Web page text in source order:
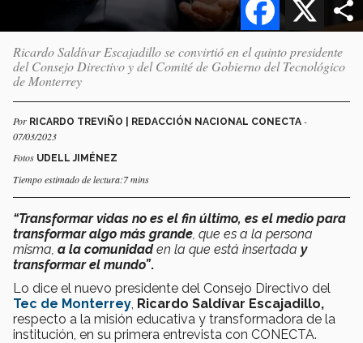
Ricardo Saldívar Escajadillo se convirtió en el quinto presidente
del Consejo Directivo y del Comité de Gobierno del Tecnológico
de Monterrey
Por RICARDO TREVIÑO | REDACCIÓN NACIONAL CONECTA -
07/03/2023
Fotos UDELL JIMÉNEZ
Tiempo estimado de lectura:7 mins
“Transformar vidas no es el fin último, es el medio para
transformar algo más grande , que es a la persona
misma, a la comunidaden la que está insertada y
transformar el mundo”.
Lo dice el nuevo presidente del Consejo Directivo del
Tec de Monterrey Ricardo Saldívar Escajadillo,
respecto a la misión educativa y transformadora de la
institución, en su primera entrevista con CONECTA.